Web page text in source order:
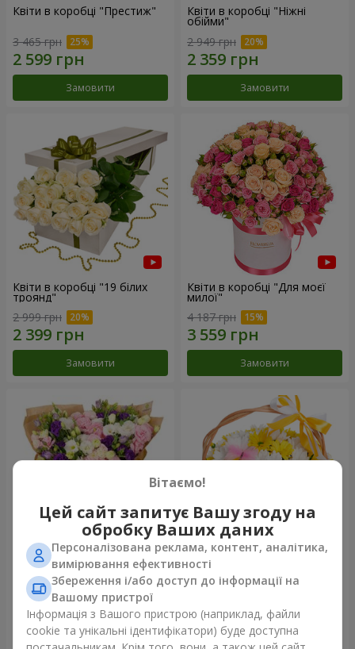
Квіти в коробці "Престиж"
3 465 грн
Замовити
Квіти в коробці "Ніжні
обійми"
2 949 грн
Замовити
Квіти в коробці "19 білих
троянд"
2 999 грн
Замовити
Квіти в коробці "Для моєї
милої"
4 187 грн
Замовити
15 різнокольорових еустом
3 199 грн
Замовити
Кошик "Сонечко"
Замовити
Вітаємо!
Цей сайт запитує Вашу згоду на
обробку Ваших даних
Персоналізована реклама, контент, аналітика,
вимірювання ефективності
Збереження і/або доступ до інформації на
Вашому пристрої
Інформація з Вашого пристрою (наприклад, файли
cookie та унікальні ідентифікатори) буде доступна